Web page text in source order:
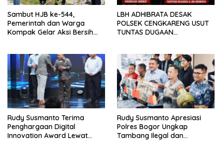
Sambut HJB ke-544,
Pemerintah dan Warga
Kompak Gelar Aksi Bersih
LBH ADHIBRATA DESAK
POLSEK CENGKARENG USUT
TUNTAS DUGAAN
Rudy Susmanto Terima
Penghargaan Digital
Innovation Award Lewat
Rudy Susmanto Apresiasi
Polres Bogor Ungkap
Tambang Ilegal dan